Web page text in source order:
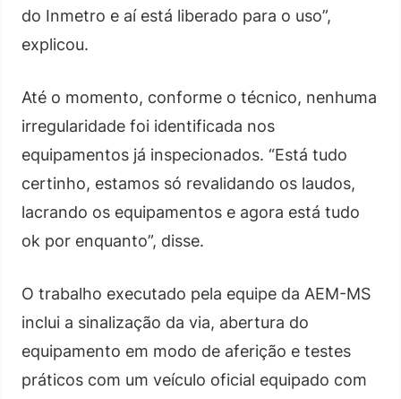
do Inmetro e aí está liberado para o uso”,
explicou.
Até o momento, conforme o técnico, nenhuma
irregularidade foi identificada nos
equipamentos já inspecionados. “Está tudo
certinho, estamos só revalidando os laudos,
lacrando os equipamentos e agora está tudo
ok por enquanto”, disse.
O trabalho executado pela equipe da AEM-MS
inclui a sinalização da via, abertura do
equipamento em modo de aferição e testes
práticos com um veículo oficial equipado com